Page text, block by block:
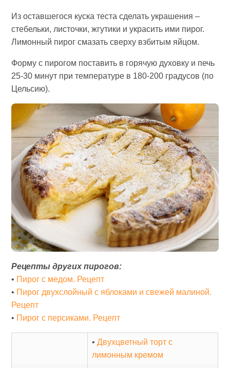
Из оставшегося куска теста сделать украшения –
стебельки, листочки, жгутики и украсить ими пирог.
Лимонный пирог смазать сверху взбитым яйцом.
Форму с пирогом поставить в горячую духовку и печь
25-30 минут при температуре в 180-200 градусов (по
Цельсию).
Рецепты других пирогов:
• Пирог с медом. Рецепт
• Пирог двухслойный с яблоками и свежей малиной.
Рецепт
• Пирог с персиками. Рецепт
•Двухцветный торт с
лимонным кремом